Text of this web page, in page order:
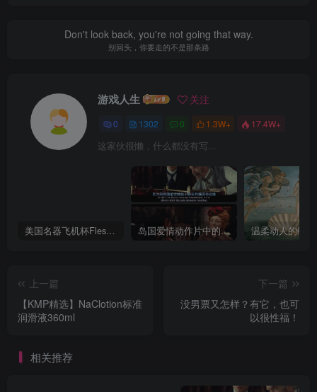
Don't look back, you're not going that way.
别回头，你要走的不是那条路
游戏人生 关注
0 1302 0 1.3W+ 17.4W+
这家伙很懒，什么都没有写...
美国名器飞机杯Fleshlight 【Quickshot-Vantage 双头飞机杯】完全评测 岛国爱情动作片中的AV棒到底有多猛？成人用品震动棒的发展史！
上一篇
【KMP精选】NaClotion标准
润滑液360ml
下一篇
没男票又怎样？有它，也可
以很性福！
相关推荐